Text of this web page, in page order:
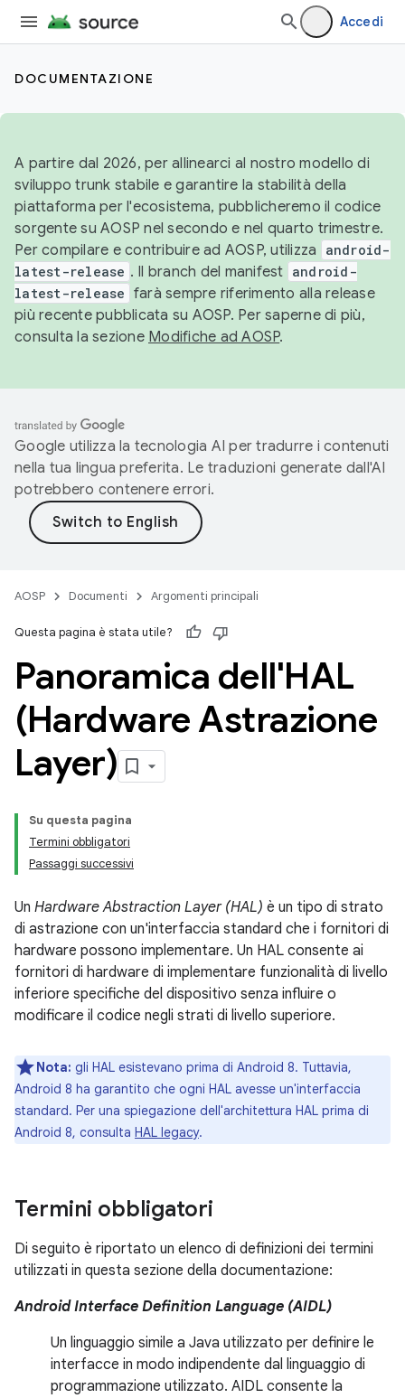
Accedi
DOCUMENTAZIONE
A partire dal 2026, per allinearci al nostro modello di
sviluppo trunk stabile e garantire la stabilità della
piattaforma per l'ecosistema, pubblicheremo il codice
sorgente su AOSP nel secondo e nel quarto trimestre.
Per compilare e contribuire ad AOSP, utilizza
android-
latest-release . Il branch del manifest android-
latest-release farà sempre riferimento alla release
più recente pubblicata su AOSP. Per saperne di più,
consulta la sezione Modifiche ad AOSP.
Google utilizza la tecnologia AI per tradurre i contenuti
nella tua lingua preferita. Le traduzioni generate dall'AI
potrebbero contenere errori.
AOSP Documenti Argomenti principali
Questa pagina è stata utile?
Panoramica dell'HAL
(Hardware Astrazione
Layer)
Su questa pagina
Termini obbligatori
Passaggi successivi
Un Hardware Abstraction Layer (HAL) è un tipo di strato
di astrazione con un'interfaccia standard che i fornitori di
hardware possono implementare. Un HAL consente ai
fornitori di hardware di implementare funzionalità di livello
inferiore specifiche del dispositivo senza influire o
modificare il codice negli strati di livello superiore.
Nota: gli HAL esistevano prima di Android 8. Tuttavia,
Android 8 ha garantito che ogni HAL avesse un'interfaccia
standard. Per una spiegazione dell'architettura HAL prima di
Android 8, consulta HAL legacy.
Termini obbligatori
Di seguito è riportato un elenco di definizioni dei termini
utilizzati in questa sezione della documentazione:
Android Interface Definition Language (AIDL)
Un linguaggio simile a Java utilizzato per definire le
interfacce in modo indipendente dal linguaggio di
programmazione utilizzato. AIDL consente la